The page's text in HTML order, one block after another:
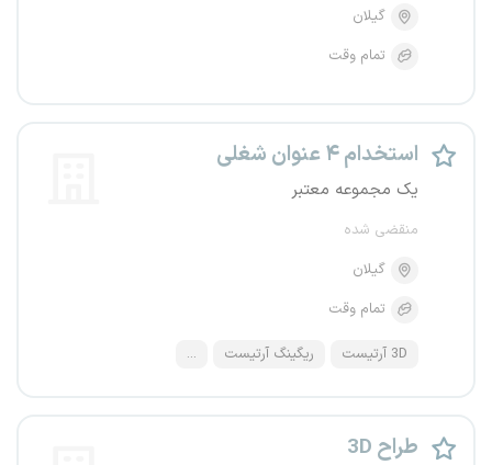
گیلان
تمام وقت
استخدام ۴ عنوان شغلی
یک مجموعه معتبر
منقضی شده
گیلان
تمام وقت
3D آرتیست ریگینگ آرتیست ...
طراح 3D